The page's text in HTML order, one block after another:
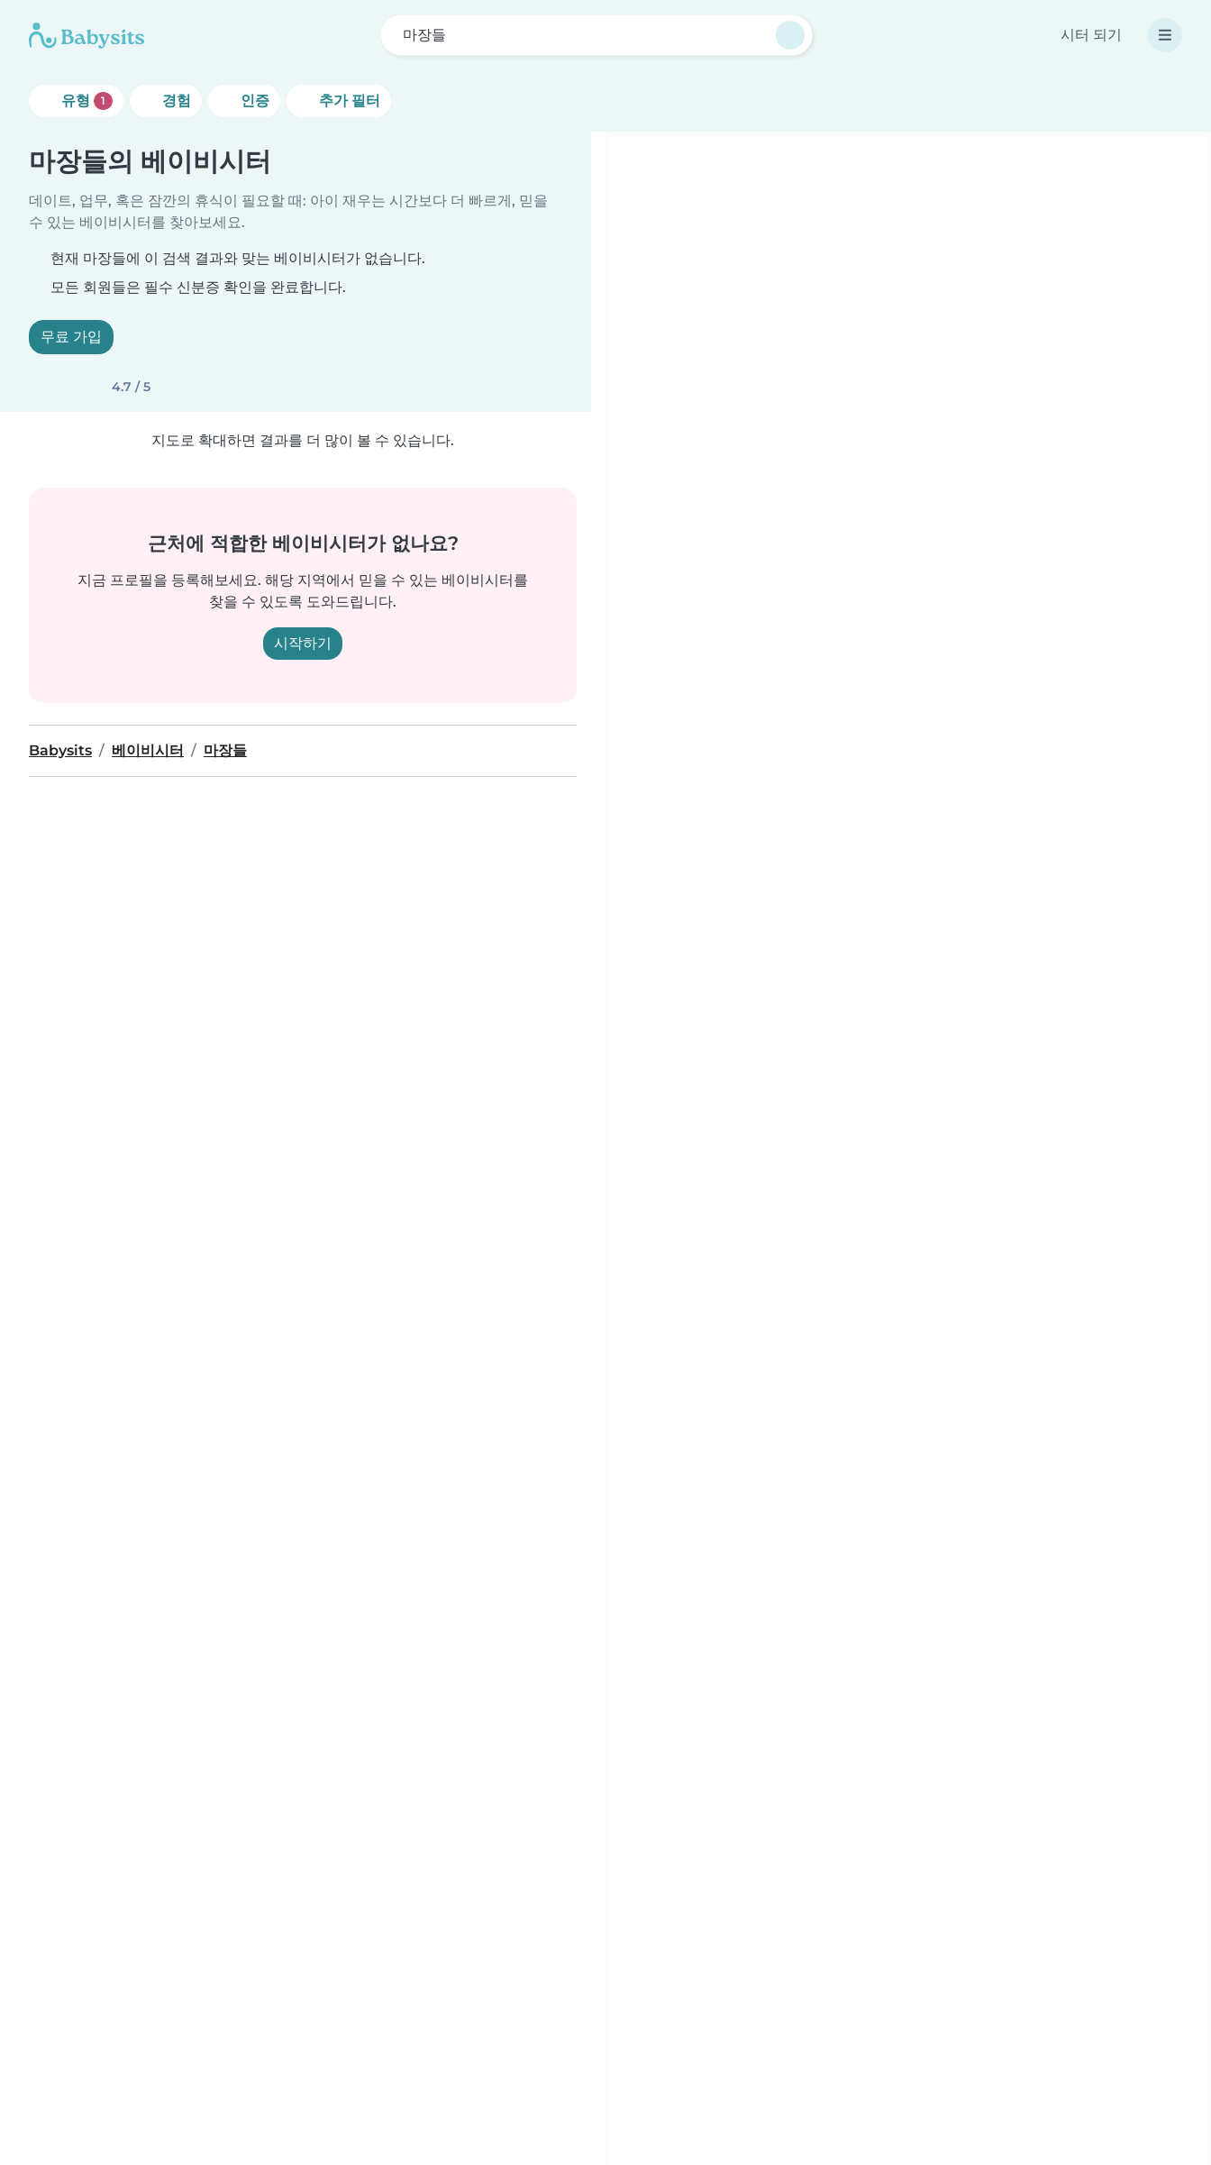
마장들 시터 되기
유형 1 경험 인증 추가 필터
마장들의 베이비시터
데이트, 업무, 혹은 잠깐의 휴식이 필요할 때: 아이 재우는 시간보다 더 빠르게, 믿을
수 있는 베이비시터를 찾아보세요.
현재 마장들에 이 검색 결과와 맞는 베이비시터가 없습니다.
모든 회원들은 필수 신분증 확인을 완료합니다.
무료 가입
4.7 / 5
지도로 확대하면 결과를 더 많이 볼 수 있습니다.
근처에 적합한 베이비시터가 없나요?
지금 프로필을 등록해보세요. 해당 지역에서 믿을 수 있는 베이비시터를
찾을 수 있도록 도와드립니다.
시작하기
Babysits 베이비시터 마장들